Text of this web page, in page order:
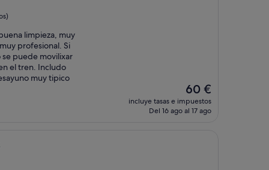
limpieza, muy
profesional. Si
puede movilixar
el tren. Includo
muy tipico
El
precio
actual
60 €
incluye tasas e impuestos
Del 16 ago al 17 ago